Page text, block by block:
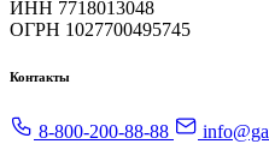
ИНН 7718013048
ОГРН 1027700495745
Контакты
8-800-200-88-88